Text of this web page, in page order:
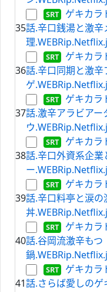
35
ゲキカラ
話.辛口銭湯と激辛
理
36
ゲキカラ
話.辛口同期と激辛
ゲ
37
ゲキカラ
話.激辛アラビアー
ウ
38
ゲキカラ
話.辛口外資系企
ー
39
ゲキカラ
話.辛口料亭と涙の
丼
40
ゲキカラ
話.谷岡流激辛もつ
鍋
41
ゲキカラ
話.さらば愛しのゲ